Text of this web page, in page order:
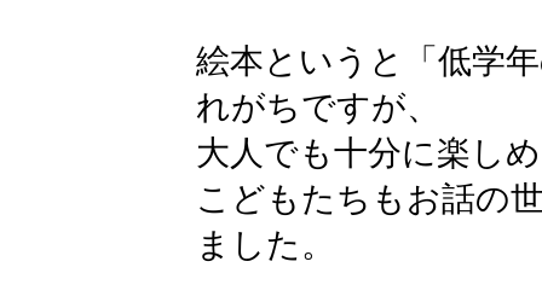
絵本というと「低学
れがちですが、
大人でも十分に楽し
こどもたちもお話の
ました。